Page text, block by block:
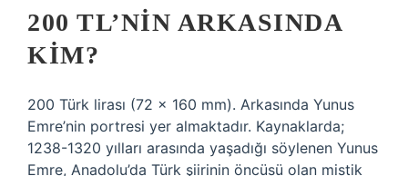
200 TL’NIN ARKASINDA
KIM?
200 Türk lirası (72 x 160 mm). Arkasında Yunus
Emre’nin portresi yer almaktadır. Kaynaklarda;
1238-1320 yılları arasında yaşadığı söylenen Yunus
Emre, Anadolu’da Türk şiirinin öncüsü olan mistik